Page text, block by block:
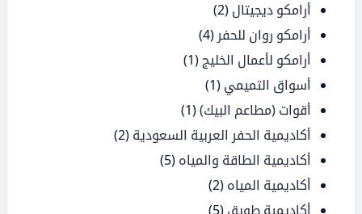
أرامكو ديجيتال (2)
أرامكو روان للحفر (4)
أرامكو لأعمال الخليج (1)
أسواق التميمي (1)
أقوات (مطاعم البيك)(1)
أكاديمية الحفر العربية السعودية (2)
أكاديمية الطاقة والمياه (5)
أكاديمية المياه (2)
أكاديمية طويق (5)